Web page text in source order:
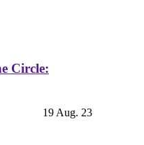
Circle:
19 Aug. 23